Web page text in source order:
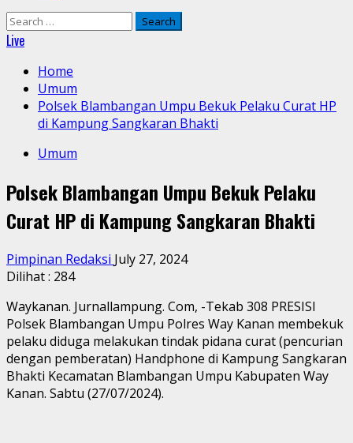
Search
for:
Live
Home
Umum
Polsek Blambangan Umpu Bekuk Pelaku Curat HP
di Kampung Sangkaran Bhakti
Umum
Polsek Blambangan Umpu Bekuk Pelaku
Curat HP di Kampung Sangkaran Bhakti
Pimpinan Redaksi July 27, 2024
Dilihat : 284
Waykanan. Jurnallampung. Com, -Tekab 308 PRESISI
Polsek Blambangan Umpu Polres Way Kanan membekuk
pelaku diduga melakukan tindak pidana curat (pencurian
dengan pemberatan) Handphone di Kampung Sangkaran
Bhakti Kecamatan Blambangan Umpu Kabupaten Way
Kanan. Sabtu (27/07/2024).